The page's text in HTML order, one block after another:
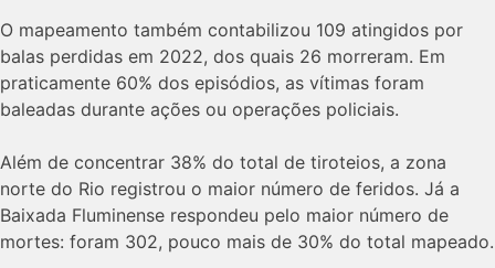
O mapeamento também contabilizou 109 atingidos por
balas perdidas em 2022, dos quais 26 morreram. Em
praticamente 60% dos episódios, as vítimas foram
baleadas durante ações ou operações policiais.
Além de concentrar 38% do total de tiroteios, a zona
norte do Rio registrou o maior número de feridos. Já a
Baixada Fluminense respondeu pelo maior número de
mortes: foram 302, pouco mais de 30% do total mapeado.